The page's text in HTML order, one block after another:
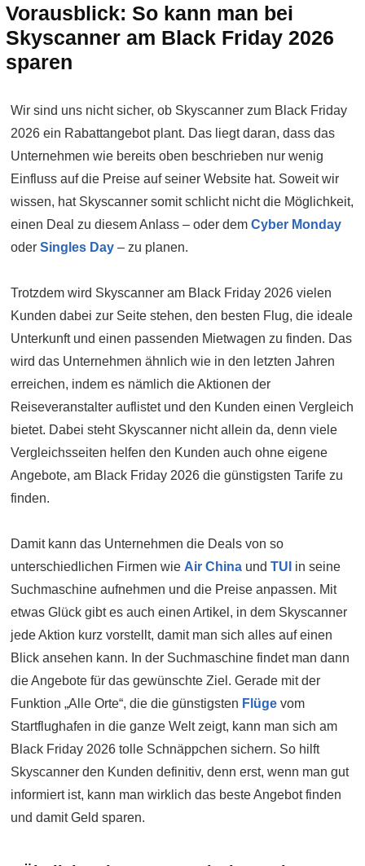
Vorausblick: So kann man bei
Skyscanner am Black Friday 2026
sparen
Wir sind uns nicht sicher, ob Skyscanner zum Black Friday
2026 ein Rabattangebot plant. Das liegt daran, dass das
Unternehmen wie bereits oben beschrieben nur wenig
Einfluss auf die Preise auf seiner Website hat. Soweit wir
wissen, hat Skyscanner somit schlicht nicht die Möglichkeit,
einen Deal zu diesem Anlass – oder dem Cyber Monday
oder Singles Day – zu planen.
Trotzdem wird Skyscanner am Black Friday 2026 vielen
Kunden dabei zur Seite stehen, den besten Flug, die ideale
Unterkunft und einen passenden Mietwagen zu finden. Das
wird das Unternehmen ähnlich wie in den letzten Jahren
erreichen, indem es nämlich die Aktionen der
Reiseveranstalter auflistet und den Kunden einen Vergleich
bietet. Dabei steht Skyscanner nicht allein da, denn viele
Vergleichsseiten helfen den Kunden auch ohne eigene
Angebote, am Black Friday 2026 die günstigsten Tarife zu
finden.
Damit kann das Unternehmen die Deals von so
unterschiedlichen Firmen wie Air China und TUI in seine
Suchmaschine aufnehmen und die Preise anpassen. Mit
etwas Glück gibt es auch einen Artikel, in dem Skyscanner
jede Aktion kurz vorstellt, damit man sich alles auf einen
Blick ansehen kann. In der Suchmaschine findet man dann
die Angebote für das gewünschte Ziel. Gerade mit der
Funktion „Alle Orte“, die die günstigsten Flüge vom
Startflughafen in die ganze Welt zeigt, kann man sich am
Black Friday 2026 tolle Schnäppchen sichern. So hilft
Skyscanner den Kunden definitiv, denn erst, wenn man gut
informiert ist, kann man wirklich das beste Angebot finden
und damit Geld sparen.